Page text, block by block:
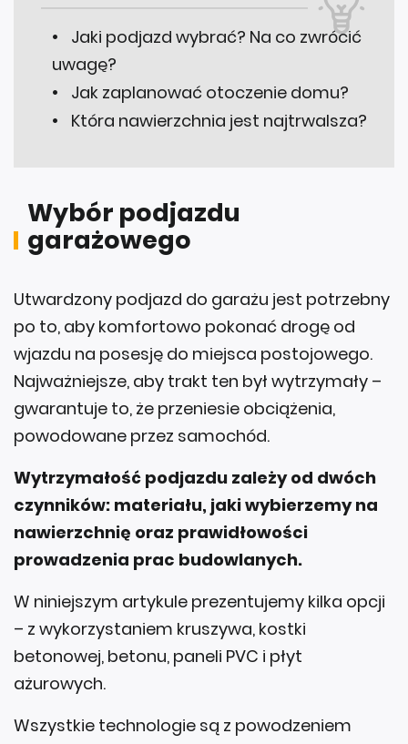
Jaki podjazd wybrać? Na co zwrócić
uwagę?
Jak zaplanować otoczenie domu?
Która nawierzchnia jest najtrwalsza?
Wybór podjazdu
garażowego
Utwardzony podjazd do garażu jest potrzebny
po to, aby komfortowo pokonać drogę od
wjazdu na posesję do miejsca postojowego.
Najważniejsze, aby trakt ten był wytrzymały –
gwarantuje to, że przeniesie obciążenia,
powodowane przez samochód.
Wytrzymałość podjazdu zależy od dwóch
czynników: materiału, jaki wybierzemy na
nawierzchnię oraz prawidłowości
prowadzenia prac budowlanych.
W niniejszym artykule prezentujemy kilka opcji
– z wykorzystaniem kruszywa, kostki
betonowej, betonu, paneli PVC i płyt
ażurowych.
Wszystkie technologie są z powodzeniem